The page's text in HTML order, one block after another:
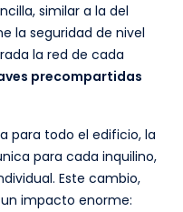
similar a la del
la seguridad de nivel
la red de cada
precompartidas
para todo el edificio, la
para cada inquilino,
Este cambio,
impacto enorme: